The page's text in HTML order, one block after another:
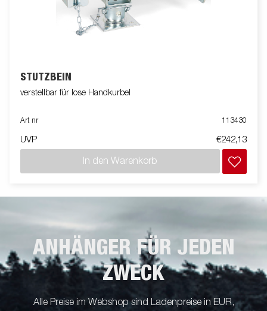
STÜTZBEIN
verstellbar für lose Handkurbel
Art nr 113430
UVP €242,13
In den Warenkorb
ANHÄNGER FÜR JEDEN
ZWECK
Alle Preise im Webshop sind Ladenpreise in EUR,